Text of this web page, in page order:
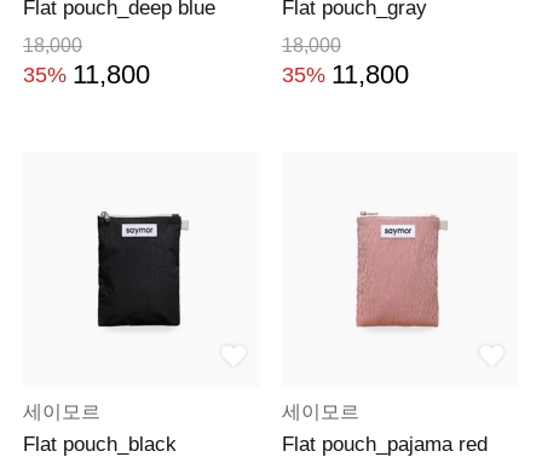
Flat pouch_deep blue
18,000
35% 11,800
Flat pouch_gray
18,000
35% 11,800
세이모르
Flat pouch_black
세이모르
Flat pouch_pajama red